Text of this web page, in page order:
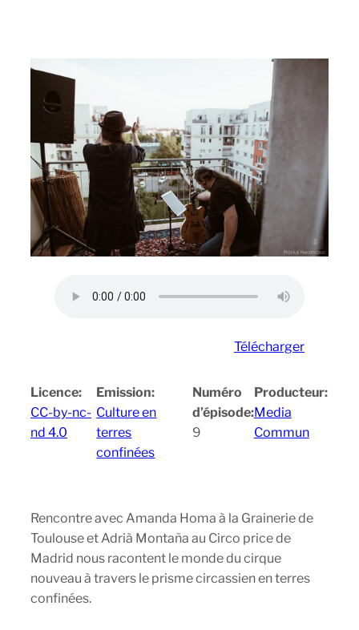
Télécharger
Licence:
CC-by-nc-
nd 4.0
Emission:
Culture en
terres
confinées
Numéro
d’épisode:
9
Producteur:
Media
Commun
Rencontre avec Amanda Homa à la Grainerie de
Toulouse et Adrià Montaña au Circo price de
Madrid nous racontent le monde du cirque
nouveau à travers le prisme circassien en terres
confinées.